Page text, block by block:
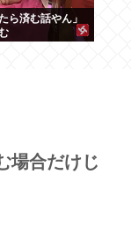
ら済む話やん」
場合だけじ